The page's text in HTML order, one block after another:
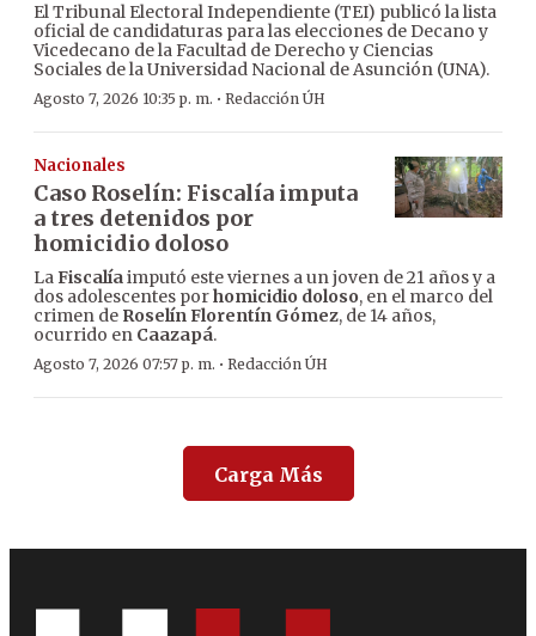
El Tribunal Electoral Independiente (TEI) publicó la lista
oficial de candidaturas para las elecciones de Decano y
Vicedecano de la Facultad de Derecho y Ciencias
Sociales de la Universidad Nacional de Asunción (UNA).
Agosto 7, 2026 10:35 p. m. · Redacción ÚH
Nacionales
Caso Roselín: Fiscalía imputa
a tres detenidos por
homicidio doloso
LaFiscalíaimputó este viernes a un joven de 21 años y a
dos adolescentes porhomicidio doloso, en el marco del
crimen de Roselín Florentín Gómez, de 14 años,
ocurrido en Caazapá.
Agosto 7, 2026 07:57 p. m. · Redacción ÚH
Carga Más